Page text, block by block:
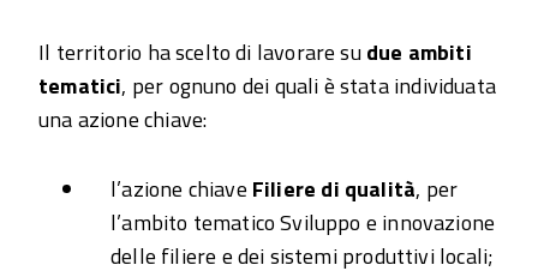
Il territorio ha scelto di lavorare sudue ambiti
tematici, per ognuno dei quali è stata individuata
una azione chiave:
l’azione chiave Filiere di qualità, per
l’ambito tematico Sviluppo e innovazione
delle filiere e dei sistemi produttivi locali;